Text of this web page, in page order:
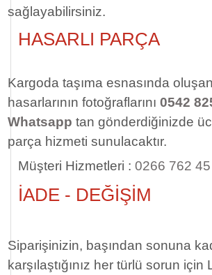
sağlayabilirsiniz.
HASARLI PARÇA
Kargoda taşıma esnasında
hasarlarının fotoğraflarını 0542
Whatsapp tan gönderdiğinizde
parça hizmeti sunulacaktır.
Müşteri Hizmetleri : 0266 762
İADE - DEĞİŞİM
Siparişinizin, başından sonuna
karşılaştığınız her türlü sorun için